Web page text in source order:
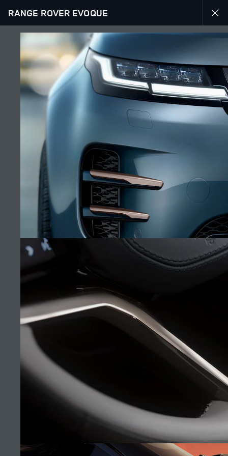
RANGE ROVER EVOQUE
RANGE ROVER EVOQUE
RANGE ROVER EVOQUE
შეუერთდით საუბარს
ქვეყნები
ᲯᲝᲠᲯᲘᲐ
ᲥᲐᲠᲗᲣᲚᲘ
მოვაჭრე
ᲚᲔᲜᲓ ᲠᲝᲕᲔᲠᲘ ᲨᲝᲣᲠᲣᲛᲘ - GT MOTORS
ᲛᲝᲕᲐᲭᲠᲘᲡ ᲞᲝᲕᲜᲐ
წარმატება
ვადები&პირობები
კონფიდენციალურობის პოლიტიკა
კონფიდენციალურობის პოლისი
ადგილის რუკა
იაგუარი ლენდ როვერი კორპორატიული